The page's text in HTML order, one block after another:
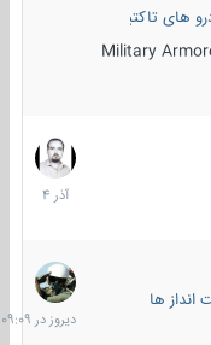
و ضد تانک
تاکتیکی نظامی
Military
7
آذر
1404
ها
دیروز
در
09:09